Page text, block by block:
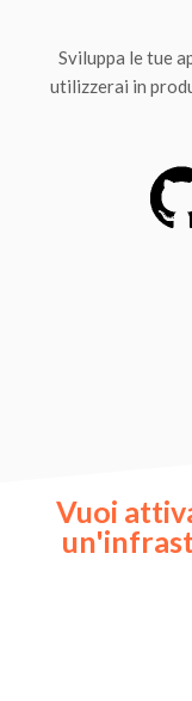
Sviluppa le tue
utilizzerai in
Vuoi